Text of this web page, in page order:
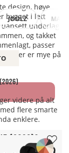
design, høye
bygget i lett
underlag.
og takket
passer
eller er mye på
videre på alt
flere smarte
enklere.
(2026)?
JOOLZ